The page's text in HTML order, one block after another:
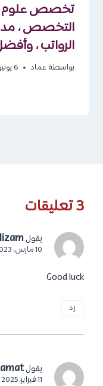
تخصص علوم
التخصص ، مدة
الرواتب ،
بواسطة عماد 6 يونيو، 2022
3 تعليقات
يقول
10 مارس، 2023 الساعة 5:17 م
Good luck
رد
يقول
11 فبراير، 2025 الساعة 5:00 م